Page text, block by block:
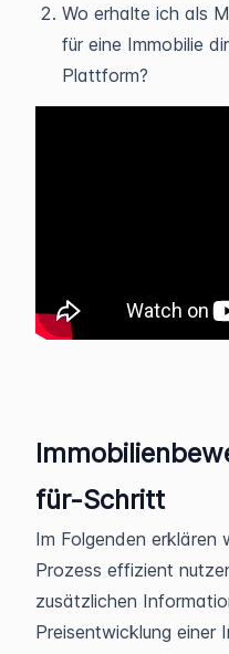
Wo erhalte ich als
für eine Immobilie
Plattform?
für-Schritt
Im Folgenden erklären
Prozess effizient
zusätzlichen
Preisentwicklung einer